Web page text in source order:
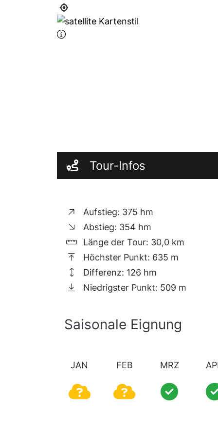
wechselnden Herrschaften,
herrliche und auch geschichtliche
Dorfensemble wie aus dem
... ist auch ein geschleifter Ort
mit einer historischen
neben zahlreichen Grenzsteinen
Regnitzlosau:
von der Teich AG kommend,
Heisla und dem alten Schlossportal.
Tour-Infos
Aufstieg: 375 hm
Abstieg: 354 hm
Länge der Tour: 30,0 km
Höchster Punkt: 635 m
Differenz: 126 hm
Niedrigster Punkt: 509 m
Saisonale Eignung
JAN FEB MRZ